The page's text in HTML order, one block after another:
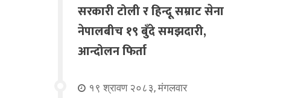
सरकारी टोली र हिन्दू सम्राट सेना
नेपालबीच १९ बुँदे समझदारी,
आन्दोलन फिर्ता
१९ श्रावण २०८३, मंगलवार